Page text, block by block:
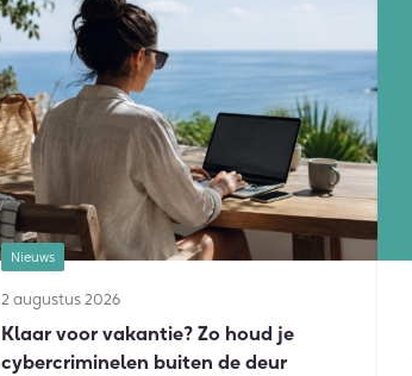
Nieuws
2 augustus 2026
Klaar voor vakantie? Zo houd je
cybercriminelen buiten de deur